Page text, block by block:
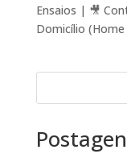
Ensaios | 🎥
Domicílio (Home